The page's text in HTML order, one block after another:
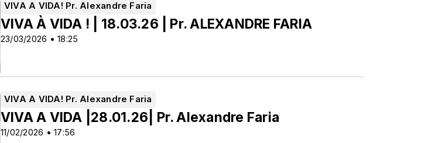
VIVA A VIDA! Pr. Alexandre Faria
23/03/2026 • 18:25
VIVA À VIDA ! | 18.03.26 | Pr. ALEXANDRE FARIA
VIVA A VIDA! Pr. Alexandre Faria
11/02/2026 • 17:56
VIVA A VIDA |28.01.26| Pr. Alexandre Faria